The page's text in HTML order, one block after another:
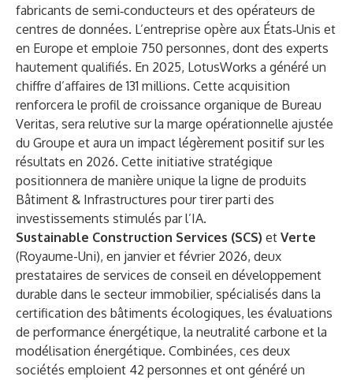
fabricants de semi‑conducteurs et des opérateurs de
centres de données. L’entreprise opère aux États‑Unis et
en Europe et emploie 750 personnes, dont des experts
hautement qualifiés. En 2025, LotusWorks a généré un
chiffre d’affaires de 131 millions. Cette acquisition
renforcera le profil de croissance organique de Bureau
Veritas, sera relutive sur la marge opérationnelle ajustée
du Groupe et aura un impact légèrement positif sur les
résultats en 2026. Cette initiative stratégique
positionnera de manière unique la ligne de produits
Bâtiment & Infrastructures pour tirer parti des
investissements stimulés par l’IA.
Sustainable Construction Services (SCS) et Verte
(Royaume-Uni), en janvier et février 2026, deux
prestataires de services de conseil en développement
durable dans le secteur immobilier, spécialisés dans la
certification des bâtiments écologiques, les évaluations
de performance énergétique, la neutralité carbone et la
modélisation énergétique. Combinées, ces deux
sociétés emploient 42 personnes et ont généré un